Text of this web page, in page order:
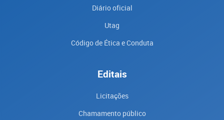
Diário oficial
Utag
Código de Ética e Conduta
Editais
Licitações
Chamamento público